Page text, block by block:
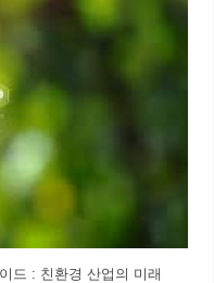
드 : 친환경 산업의 미래